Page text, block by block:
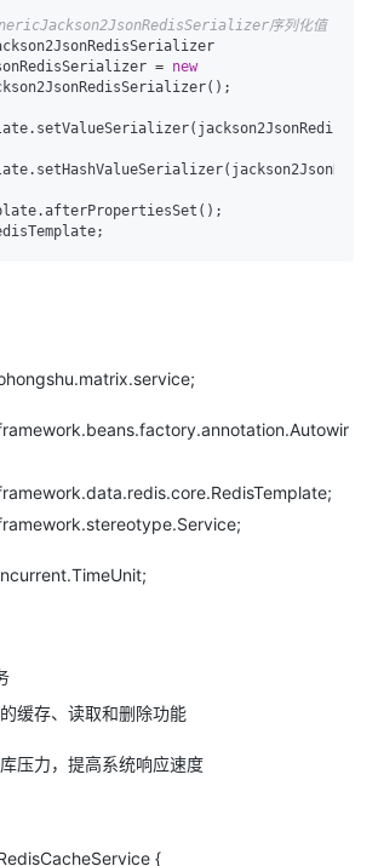
序列化值
= new
缓存、读取和删除功能
压力，提高系统响应速度
{